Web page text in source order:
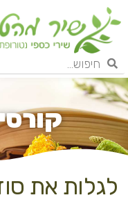
חיפושחיפוש
לגלות את